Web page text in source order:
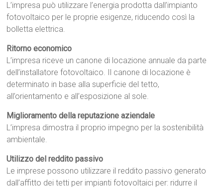
L’impresa può utilizzare l’energia prodotta dall’impianto
fotovoltaico per le proprie esigenze, riducendo così la
bolletta elettrica.
Ritorno economico
L’impresa riceve un canone di locazione annuale da parte
dell’installatore fotovoltaico. Il canone di locazione è
determinato in base alla superficie del tetto,
all’orientamento e all’esposizione al sole.
Miglioramento della reputazione aziendale
L’impresa dimostra il proprio impegno per la sostenibilità
ambientale.
Utilizzo del reddito passivo
Le imprese possono utilizzare il reddito passivo generato
dall’affitto dei tetti per impianti fotovoltaici per: ridurre il